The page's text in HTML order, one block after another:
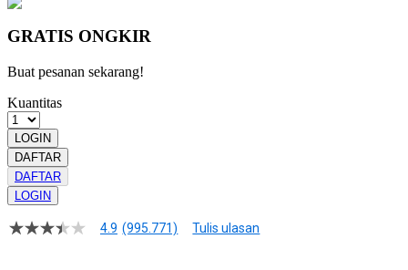
GRATIS ONGKIR
Buat pesanan sekarang!
Kuantitas
LOGIN
DAFTAR
DAFTAR
LOGIN
4.9
4.9 (995.771) Tulis ulasan